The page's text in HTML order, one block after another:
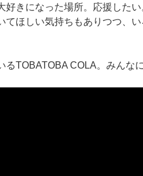
好きになった場所。応援した
てほしい気持ちもありつつ、
るTOBATOBA COLA。みんな